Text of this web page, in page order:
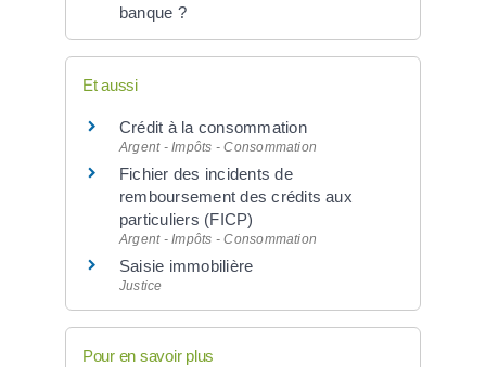
banque ?
Et aussi
Crédit à la consommation
Argent - Impôts - Consommation
Fichier des incidents de
remboursement des crédits aux
particuliers (FICP)
Argent - Impôts - Consommation
Saisie immobilière
Justice
Pour en savoir plus